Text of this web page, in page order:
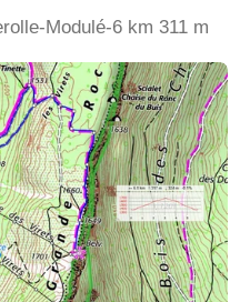
Modulé-6 km 311 m